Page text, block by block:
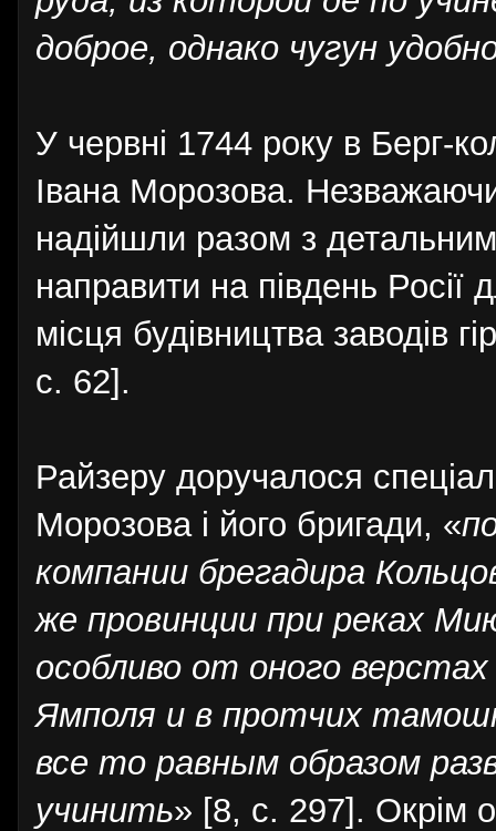
доброе, однако чугун
У червні 1744 року в Берг-
Івана Морозова.
надійшли разом з
направити на південь Росії
місця будівництва заводів
с. 62].
Райзеру доручалося
Морозова і його бригади, «
компании брегадира
же провинции при реках
особливо от оного
Ямполя и в протчих
все то равным образом
учинить» [8, с. 297]. Окрім